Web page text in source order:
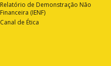
Relatório de Demonstração Não
Financeira (IENF)
Canal de Ética